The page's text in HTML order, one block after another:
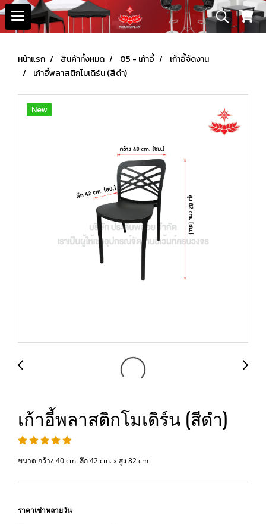
หน้าแรก สินค้าทั้งหมด 05 - เก้าอี้
เก้าอี้จัดงาน
เก้าอี้พลาสติกโมเดิร์น (สีดำ)
New
เก้าอี้พลาสติกโมเดิร์น (สีดำ)
ขนาด กว้าง 40 cm. ลึก 42 cm. x สูง 82 cm
ราคาเช่าหลายวัน